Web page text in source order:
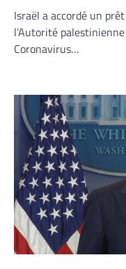
Israël a accordé un
l’Autorité
Coronavirus…